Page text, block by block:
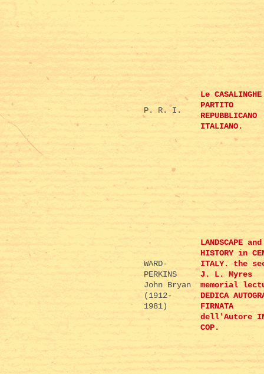
P. R. I.
Le
PARTITO
REPUBBLICANO
ITALIANO.
WARD-
PERKINS
John Bryan
(1912-
1981)
LANDSCAPE and
HISTORY in
ITALY. the
J. L. Myres
memorial
DEDICA
FIRNATA
dell'Autore
COP.